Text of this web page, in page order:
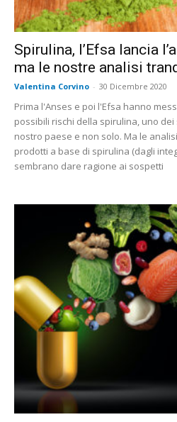
Spirulina, l’Efsa lancia
ma le nostre analisi
Valentina Corvino - 30 Dicembre 2020
Prima l'Anses e poi l'Efsa hanno
possibili rischi della spirulina, uno
nostro paese e non solo. Ma le
prodotti a base di spirulina (dagli
sembrano dare ragione ai sospetti